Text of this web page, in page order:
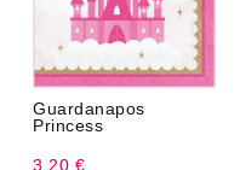
Guardanapos
Princess
3,20 €